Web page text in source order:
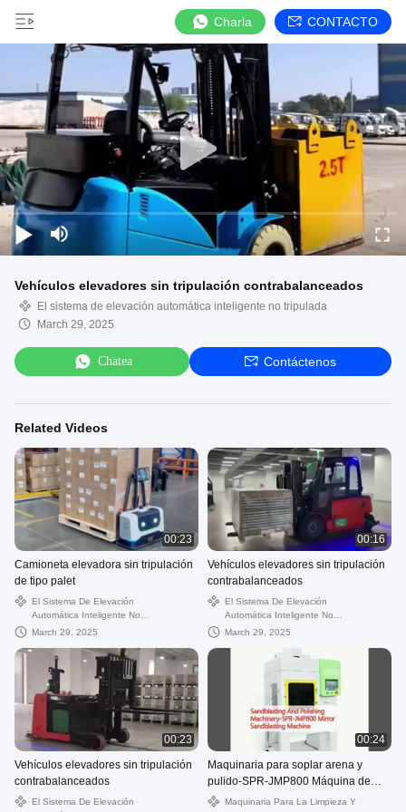
Charla CONTACTO
Vehículos elevadores sin tripulación contrabalanceados
El sistema de elevación automática inteligente no tripulada
March 29, 2025
Chatea Contáctenos
Related Videos
00:23
Camioneta elevadora sin tripulación
de tipo palet
El Sistema De Elevación
Automática Inteligente No
Tripulada
March 29, 2025
00:16
Vehículos elevadores sin tripulación
contrabalanceados
El Sistema De Elevación
Automática Inteligente No
Tripulada
March 29, 2025
00:23
Vehículos elevadores sin tripulación
contrabalanceados
El Sistema De Elevación
00:24
Maquinaria para soplar arena y
pulido-SPR-JMP800 Máquina de
soplar arena con espejo
Maquinaria Para La Limpieza Y